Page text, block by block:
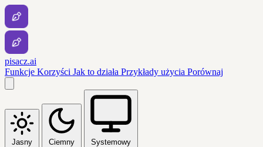
pisacz.ai
Funkcje Korzyści Jak to działa Przykłady użycia Porównaj
Jasny Ciemny Systemowy